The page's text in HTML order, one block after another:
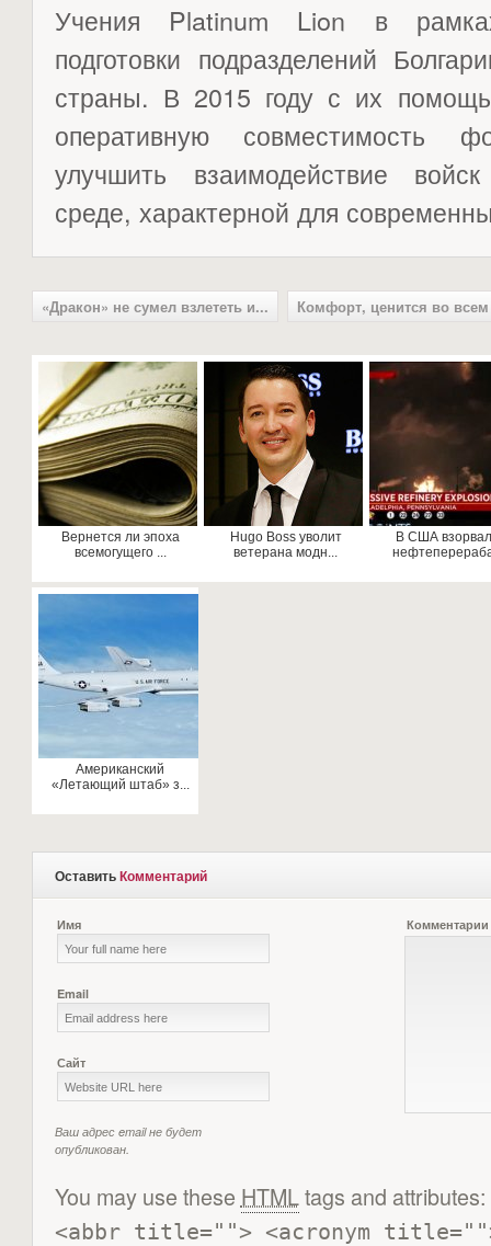
Учения Platinum Lion в
подготовки подразделений
страны. В 2015 году с их
оперативную совместимость
улучшить взаимодействие
среде, характерной для
«Дракон» не сумел взлететь и... Комфорт, ценится во
Вернется ли эпоха
всемогущего ...
Hugo Boss уволит
ветерана модн...
В США
Американский
«Летающий штаб» з...
ОставитьКомментарий
Имя
Email
Сайт
Ваш адрес email не будет
опубликован.
Комментарии
You may use these HTMLtags and attributes:
<abbr title=""> <acronym